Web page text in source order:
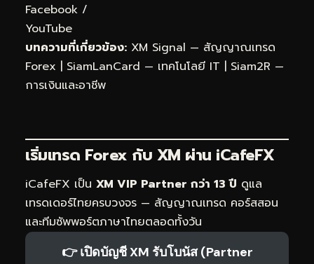
Facebook /
YouTube
บทความที่เกี่ยวข้อง: XM Signal — สัญญาณเทรด
Forex | SiamLanCard — เทคโนโลยี IT | Siam2R —
การเงินและอาชีพ
เริ่มเทรด Forex กับ XM ผ่าน iCafeFX
iCafeFX เป็น XM VIP Partner กว่า 13 ปี ดูแล
เทรดเดอร์ไทยครบวงจร — สัญญาณเทรด คอร์สสอน
และทีมซัพพอร์ตภาษาไทยตลอดทั้งวัน
👉 เปิดบัญชี XM รับโบนัส (Partner